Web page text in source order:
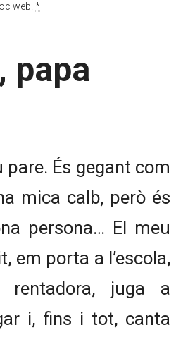
web. *
papa
És gegant com
mica calb, però és
persona… El meu
em porta a l’escola,
juga a
i, fins i tot, canta